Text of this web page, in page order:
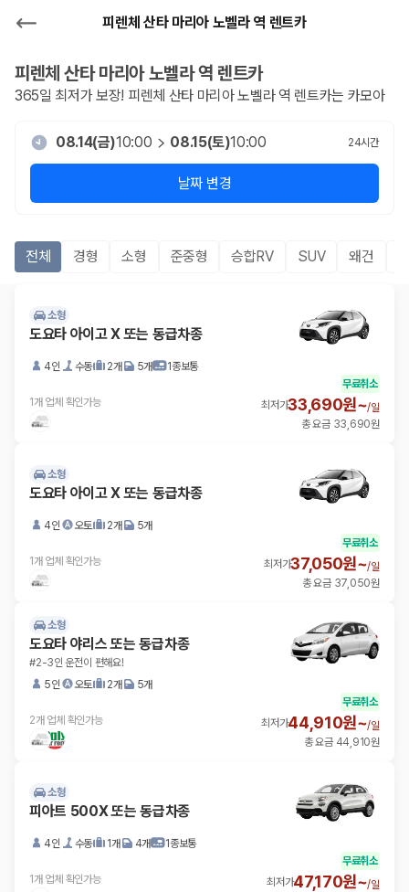
피렌체 산타 마리아 노벨라 역 렌트카
피렌체 산타 마리아 노벨라 역 렌트카
365일 최저가 보장! 피렌체 산타 마리아 노벨라 역 렌트카는 카모아
08.14(금)10:00 08.15(토)10:00 24시간
날짜 변경
전체 경형 소형 준중형 승합RV SUV 왜건
소형
도요타 아이고 X 또는 동급차종
4인 수동 2개 5개 1종보통
1개 업체 확인가능
무료취소
최저가33,690원~/일
총 요금 33,690원
소형
도요타 아이고 X 또는 동급차종
4인 오토 2개 5개
1개 업체 확인가능
무료취소
최저가37,050원~/일
총 요금 37,050원
소형
도요타 야리스 또는 동급차종
#2-3인 운전이 편해요!
5인
오토 2개 5개
2개 업체 확인가능
무료취소
최저가44,910원~/일
총 요금 44,910원
소형
피아트 500X 또는 동급차종
4인 수동 1개 4개 1종보통
1개 업체 확인가능
무료취소
최저가47,170원~/일